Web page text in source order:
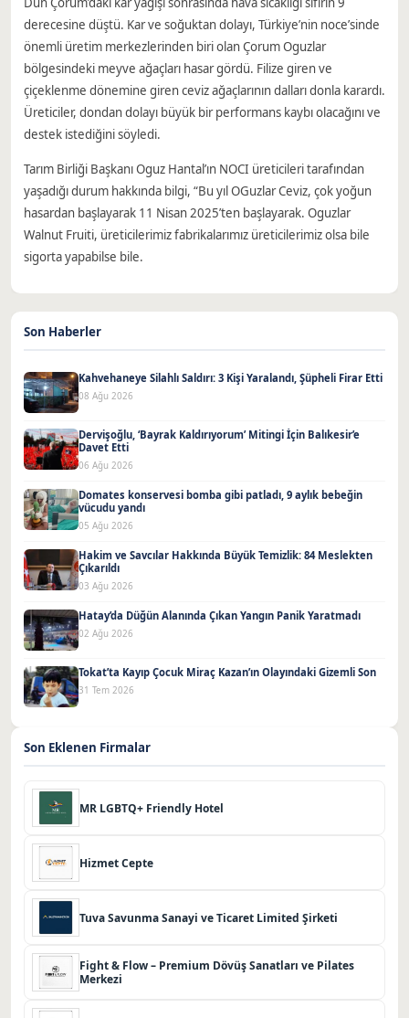
derecesine düştü. Kar ve soğuktan dolayı, Türkiye’nin noce’sinde
önemli üretim merkezlerinden biri olan Çorum Oguzlar
bölgesindeki meyve ağaçları hasar gördü. Filize giren ve
çiçeklenme dönemine giren ceviz ağaçlarının dalları donla karardı.
Üreticiler, dondan dolayı büyük bir performans kaybı olacağını ve
destek istediğini söyledi.
Tarım Birliği Başkanı Oguz Hantal’ın NOCI üreticileri tarafından
yaşadığı durum hakkında bilgi, “Bu yıl OGuzlar Ceviz, çok yoğun
hasardan başlayarak 11 Nisan 2025’ten başlayarak. Oguzlar
Walnut Fruiti, üreticilerimiz fabrikalarımız üreticilerimiz olsa bile
sigorta yapabilse bile.
Son Haberler
Kahvehaneye Silahlı Saldırı: 3 Kişi Yaralandı, Şüpheli Firar Etti
08 Ağu 2026
Dervişoğlu, ‘Bayrak Kaldırıyorum’ Mitingi İçin Balıkesir’e
Davet Etti
06 Ağu 2026
Domates konservesi bomba gibi patladı, 9 aylık bebeğin
vücudu yandı
05 Ağu 2026
Hakim ve Savcılar Hakkında Büyük Temizlik: 84 Meslekten
Çıkarıldı
03 Ağu 2026
Hatay’da Düğün Alanında Çıkan Yangın Panik Yaratmadı
02 Ağu 2026
Tokat’ta Kayıp Çocuk Miraç Kazan’ın Olayındaki Gizemli Son
31 Tem 2026
Son Eklenen Firmalar
MR LGBTQ+ Friendly Hotel
Hizmet Cepte
Tuva Savunma Sanayi ve Ticaret Limited Şirketi
Fight & Flow – Premium Dövüş Sanatları ve Pilates
Merkezi